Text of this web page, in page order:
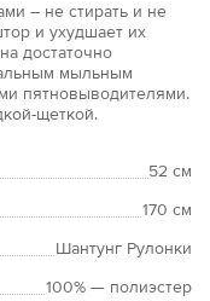
– не стирать и не
и ухудшает их
достаточно
мыльным
пятновыводителями.
щеткой.
52 см
170 см
Шантунг Рулонки
100% — полиэстер